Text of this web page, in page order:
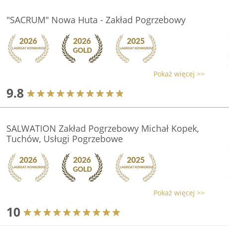
"SACRUM" Nowa Huta - Zakład Pogrzebowy
Pokaż więcej >>
9.8
SALWATION Zakład Pogrzebowy Michał Kopek,
Tuchów, Usługi Pogrzebowe
Pokaż więcej >>
10